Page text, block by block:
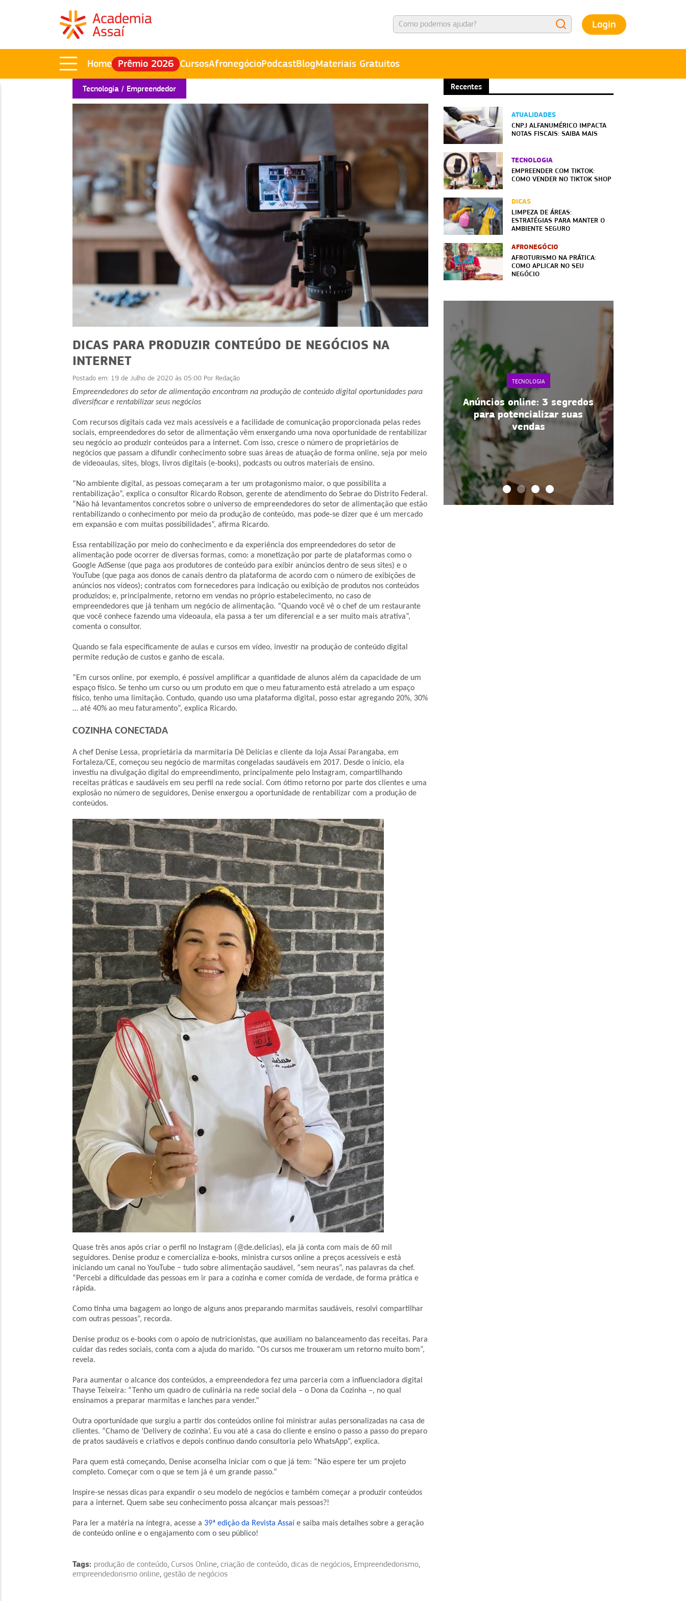
Login
Home Prêmio 2026 CursosAfronegócioPodcastBlogMateriais Gratuitos
Tecnologia Empreendedor
DICAS PARA PRODUZIR CONTEÚDO DE NEGÓCIOS NA
INTERNET
Postado em: 19 de Julho de 2020 às 05:00 Por Redação
Empreendedores do setor de alimentação encontram na produção de conteúdo digital oportunidades para
diversificar e rentabilizar seus negócios
Com recursos digitais cada vez mais acessíveis e a facilidade de comunicação proporcionada pelas redes
sociais, empreendedores do setor de alimentação vêm enxergando uma nova oportunidade de rentabilizar
seu negócio ao produzir conteúdos para a internet. Com isso, cresce o número de proprietários de
negócios que passam a difundir conhecimento sobre suas áreas de atuação de forma online, seja por meio
de videoaulas, sites, blogs, livros digitais (e-books), podcasts ou outros materiais de ensino.
“No ambiente digital, as pessoas começaram a ter um protagonismo maior, o que possibilita a
rentabilização”, explica o consultor Ricardo Robson, gerente de atendimento do Sebrae do Distrito Federal.
“Não há levantamentos concretos sobre o universo de empreendedores do setor de alimentação que estão
rentabilizando o conhecimento por meio da produção de conteúdo, mas pode-se dizer que é um mercado
em expansão e com muitas possibilidades”, afirma Ricardo.
Essa rentabilização por meio do conhecimento e da experiência dos empreendedores do setor de
alimentação pode ocorrer de diversas formas, como: a monetização por parte de plataformas como o
Google AdSense (que paga aos produtores de conteúdo para exibir anúncios dentro de seus sites) e o
YouTube (que paga aos donos de canais dentro da plataforma de acordo com o número de exibições de
anúncios nos vídeos); contratos com fornecedores para indicação ou exibição de produtos nos conteúdos
produzidos; e, principalmente, retorno em vendas no próprio estabelecimento, no caso de
empreendedores que já tenham um negócio de alimentação. “Quando você vê o chef de um restaurante
que você conhece fazendo uma videoaula, ela passa a ter um diferencial e a ser muito mais atrativa”,
comenta o consultor.
Quando se fala especificamente de aulas e cursos em vídeo, investir na produção de conteúdo digital
permite redução de custos e ganho de escala.
“Em cursos online, por exemplo, é possível amplificar a quantidade de alunos além da capacidade de um
espaço físico. Se tenho um curso ou um produto em que o meu faturamento está atrelado a um espaço
físico, tenho uma limitação. Contudo, quando uso uma plataforma digital, posso estar agregando 20%, 30%
… até 40% ao meu faturamento”, explica Ricardo.
COZINHA CONECTADA
A chef Denise Lessa, proprietária da marmitaria Dê Delícias e cliente da loja Assaí Parangaba, em
Fortaleza/CE, começou seu negócio de marmitas congeladas saudáveis em 2017. Desde o início, ela
investiu na divulgação digital do empreendimento, principalmente pelo Instagram, compartilhando
receitas práticas e saudáveis em seu perfil na rede social. Com ótimo retorno por parte dos clientes e uma
explosão no número de seguidores, Denise enxergou a oportunidade de rentabilizar com a produção de
conteúdos.
Quase três anos após criar o perfil no Instagram (@de.delicias), ela já conta com mais de 60 mil
seguidores. Denise produz e comercializa e-books, ministra cursos online a preços acessíveis e está
iniciando um canal no YouTube − tudo sobre alimentação saudável, “sem neuras”, nas palavras da chef.
“Percebi a dificuldade das pessoas em ir para a cozinha e comer comida de verdade, de forma prática e
rápida.
Como tinha uma bagagem ao longo de alguns anos preparando marmitas saudáveis, resolvi compartilhar
com outras pessoas”, recorda.
Denise produz os e-books com o apoio de nutricionistas, que auxiliam no balanceamento das receitas. Para
cuidar das redes sociais, conta com a ajuda do marido. “Os cursos me trouxeram um retorno muito bom”,
revela.
Para aumentar o alcance dos conteúdos, a empreendedora fez uma parceria com a influenciadora digital
Thayse Teixeira: “Tenho um quadro de culinária na rede social dela – o Dona da Cozinha –, no qual
ensinamos a preparar marmitas e lanches para vender.”
Outra oportunidade que surgiu a partir dos conteúdos online foi ministrar aulas personalizadas na casa de
clientes. “Chamo de ‘Delivery de cozinha’. Eu vou até a casa do cliente e ensino o passo a passo do preparo
de pratos saudáveis e criativos e depois continuo dando consultoria pelo WhatsApp”, explica.
Para quem está começando, Denise aconselha iniciar com o que já tem: “Não espere ter um projeto
completo. Começar com o que se tem já é um grande passo.”
Inspire-se nessas dicas para expandir o seu modelo de negócios e também começar a produzir conteúdos
para a internet. Quem sabe seu conhecimento possa alcançar mais pessoas?!
Para ler a matéria na íntegra, acesse a 39ª edição da Revista Assaí e saiba mais detalhes sobre a geração
de conteúdo online e o engajamento com o seu público!
Tags: produção de conteúdo, Cursos Online, criação de conteúdo, dicas de negócios, Empreendedorismo,
empreendedorismo online, gestão de negócios
Recentes
ATUALIDADES
CNPJ ALFANUMÉRICO IMPACTA
NOTAS FISCAIS: SAIBA MAIS
TECNOLOGIA
EMPREENDER COM TIKTOK:
COMO VENDER NO TIKTOK SHOP
DICAS
LIMPEZA DE ÁREAS:
ESTRATÉGIAS PARA MANTER O
AMBIENTE SEGURO
AFRONEGÓCIO
AFROTURISMO NA PRÁTICA:
COMO APLICAR NO SEU
NEGÓCIO
mental e Janeiro
TECNOLOGIA
Empreender com TikTok: como
vender no TikTok Shop
vendas
TECNOLOGIA
Apps de delivery: o que faz
um negócio se destacar
2